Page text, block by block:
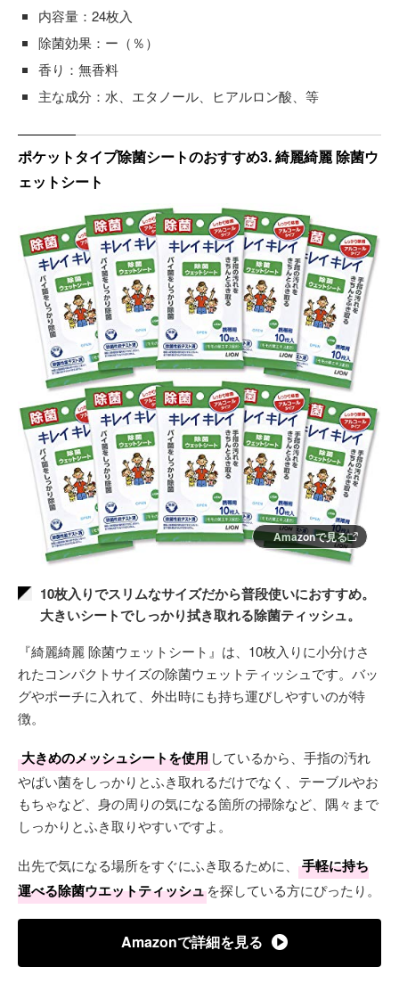
内容量：24枚入
除菌効果：ー（％）
香り：無香料
主な成分：水、エタノール、ヒアルロン酸、等
ポケットタイプ除菌シートのおすすめ3. 綺麗綺麗 除菌ウ
ェットシート
Amazonで見る
10枚入りでスリムなサイズだから普段使いにおすすめ。
大きいシートでしっかり拭き取れる除菌ティッシュ。
『綺麗綺麗 除菌ウェットシート』は、10枚入りに小分けさ
れたコンパクトサイズの除菌ウェットティッシュです。バッ
グやポーチに入れて、外出時にも持ち運びしやすいのが特
徴。
大きめのメッシュシートを使用 しているから、手指の汚れ
やばい菌をしっかりとふき取れるだけでなく、テーブルやお
もちゃなど、身の周りの気になる箇所の掃除など、隅々まで
しっかりとふき取りやすいですよ。
出先で気になる場所をすぐにふき取るために、
手軽に持ち
運べる除菌ウエットティッシュを探している方にぴったり。
Amazonで詳細を見る